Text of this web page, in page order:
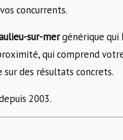
concurrents.
sur-mergénérique qui
qui comprend
sur des résultats concrets.
2003.